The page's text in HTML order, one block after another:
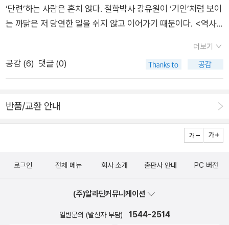
의 가치를 알아야 할 나이~ 맞습니다.^^가능하면 온몸으로 체험
하는 게 더 낫지만, 그게 안되면 책으로 간접체험이라도 해야겠지
요.민주공화국 대한민국의 탄생, 생각해봤어? 청소년을 위한 정
대󰡕, 이일수 지음, 구름서재 (중1부터)󰡔디자이너 세계󰡕, 김선아
탐 (고1부터)󰡔피아노와 이빨󰡕, 윤효간 지음, 멘토르 (고1부터) 일
램에서 전설적인 래퍼와 신참들의 공연을 봤는데 굉장했습니다.
긴 우리부부가 빠져들어 '아~ 랩하는 젊은이들이 똑똑하고 개념
있구나' 감탄을 했지요. 주말에 집에 온 막내한테 '가리온, 주석, 4
‘단련’하는 사람은 흔치 않다. 철학박사 강유원이 ‘기인’처럼 보이
는 까닭은 저 당연한 일을 쉬지 않고 이어가기 때문이다. <역사
더불어 인문학 공부의 길잡이로 삼기에 충분하다. 강유원은 문사
철 가운데 역사 공부가 우선이라 말한다. 우리가 사는 세상과 우
폴리스 시대부터 현대사회에 이르기까지 서구의 역사를, 정치체
제와 국제관계의 흐름 속에서 사회 구조와 인간 행위의 상호 영향
과 변화에 집중하여 살핀다. 이를 통해 역사를 살아가는 존재로서
불안정한 상황 속에서 우리의 적극적인 사유와 행위의 필연을 확
바꾸는 데 있다고 말한다. 이는 곧 시대의 교양에 기여하는 일이
고, 그 자체로 고귀한 삶, 즉 삶의 목표여야 한다는 말이다. 결단
더보기
공감 (6) 댓글 (0)
반품/교환 안내
로그인 전체 메뉴 회사 소개 출판사 안내 PC 버전
(주)알라딘커뮤니케이션
일반문의 (발신자 부담) 1544-2514